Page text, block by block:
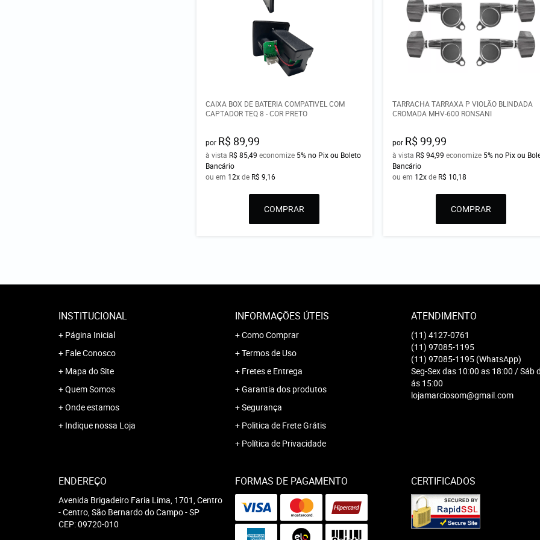
CAIXA BOX DE BATERIA COMPATIVEL COM
CAPTADOR TEQ 8 - COR PRETO
por R$ 89,99
à vista R$ 85,49 economize 5% no Pix ou Boleto
Bancário
ou em 12xde R$ 9,16
COMPRAR
TARRACHA TARRAXA P VIOLÃO BLINDADA
CROMADA MHV-600 RONSANI
por R$ 99,99
à vista R$ 94,99 economize 5% no Pix ou
Bancário
ou em 12xde R$ 10,18
COMPRAR
INSTITUCIONAL
Página Inicial
Fale Conosco
Mapa do Site
Quem Somos
Onde estamos
Indique nossa Loja
INFORMAÇÕES ÚTEIS
Como Comprar
Termos de Uso
Fretes e Entrega
Garantia dos produtos
Segurança
Politica de Frete Grátis
Política de Privacidade
ATENDIMENTO
(11) 4127-0761
(11) 97085-1195
(11) 97085-1195 (WhatsApp)
Seg-Sex das 10:00 as 18:00 / Sáb
ás 15:00
lojamarciosom@gmail.com
ENDEREÇO
Avenida Brigadeiro Faria Lima, 1701, Centro
-Centro, São Bernardo do Campo-SP
CEP: 09720-010
FORMAS DE PAGAMENTO CERTIFICADOS